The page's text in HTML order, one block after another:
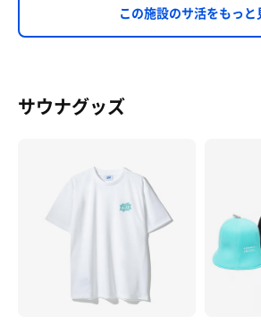
この施設のサ活をもっと
サウナグッズ